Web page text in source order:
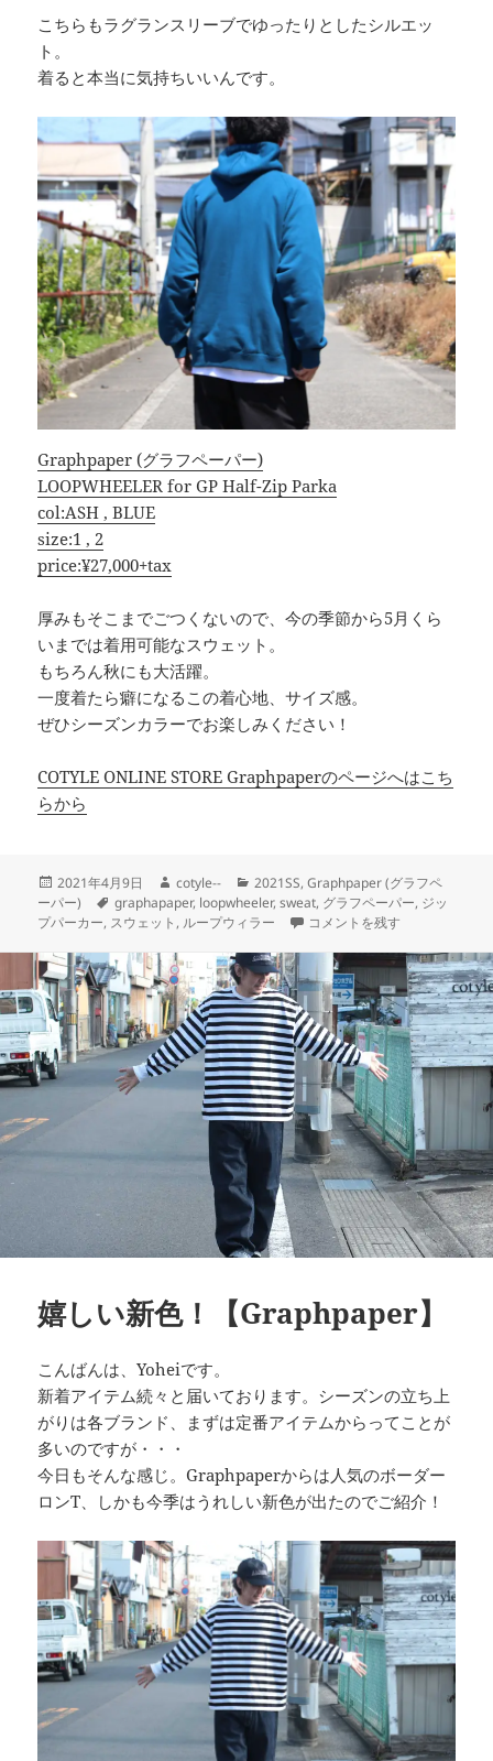
こちらもラグランスリーブでゆったりとしたシルエッ
ト。
着ると本当に気持ちいいんです。
Graphpaper (グラフペーパー)
LOOPWHEELER for GP Half-Zip Parka
col:ASH , BLUE
size:1 , 2
price:¥27,000+tax
厚みもそこまでごつくないので、今の季節から5月くら
いまでは着用可能なスウェット。
もちろん秋にも大活躍。
一度着たら癖になるこの着心地、サイズ感。
ぜひシーズンカラーでお楽しみください！
COTYLE ONLINE STORE Graphpaperのページへはこち
らから
投
稿
日:
2021年4月9日
作
成
者
cotyle--
カ
テ
ゴ
ー
2021SS,Graphpaper (グラフペ
ーパー)
タ
グ
graphapaper, loopwheeler,sweat, グラフペーパー, ジッ
プパーカー, スウェット , ループウィラー 今シーズンも登場！
コメントを残す
嬉しい新色！【Graphpaper】
こんばんは、Yoheiです。
新着アイテム続々と届いております。シーズンの立ち上
がりは各ブランド、まずは定番アイテムからってことが
多いのですが・・・
今日もそんな感じ。Graphpaperからは人気のボーダー
ロンT、しかも今季はうれしい新色が出たのでご紹介！